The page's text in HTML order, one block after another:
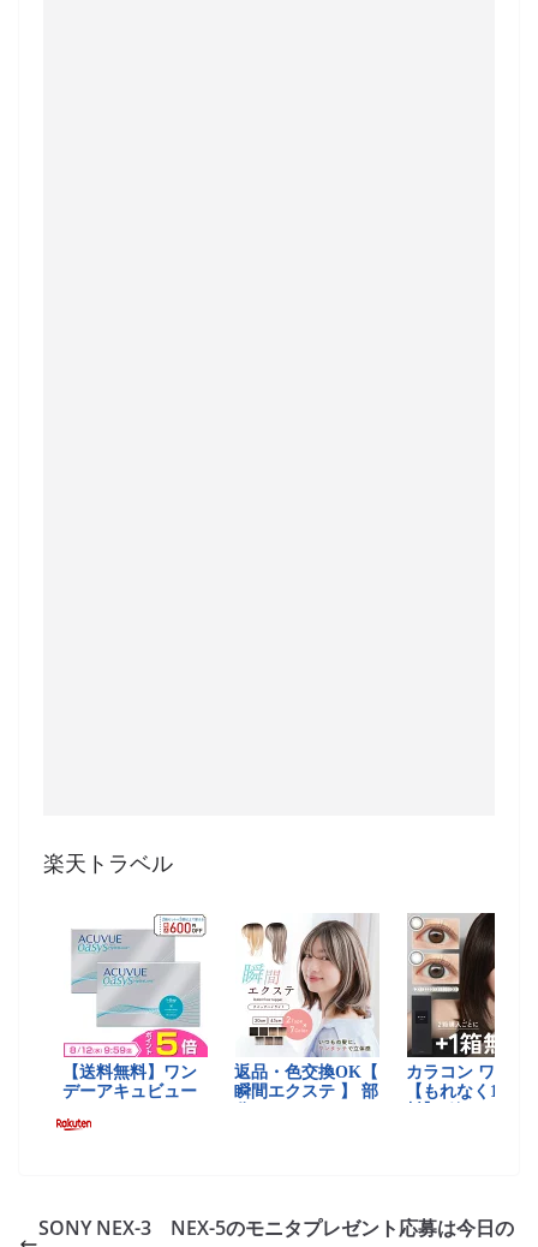
楽天トラベル
SONY NEX-3 NEX-5のモニタプレゼント応募は今日の